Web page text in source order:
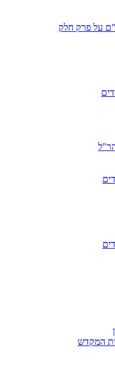
על פרק חלק
המקדש